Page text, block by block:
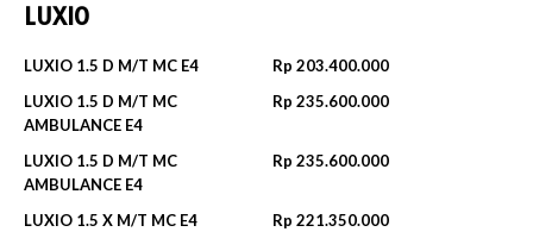
LUXIO
LUXIO 1.5 D M/T MC E4
Rp 203.400.000
LUXIO 1.5 D M/T MC
AMBULANCE E4
Rp 235.600.000
LUXIO 1.5 D M/T MC
AMBULANCE E4
Rp 235.600.000
LUXIO 1.5 X M/T MC E4
Rp 221.350.000